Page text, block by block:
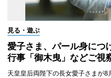
見る・遊ぶ
愛子さま、パール身に
行事「御木曳」などご視
天皇皇后両陛下の長女愛子さまが